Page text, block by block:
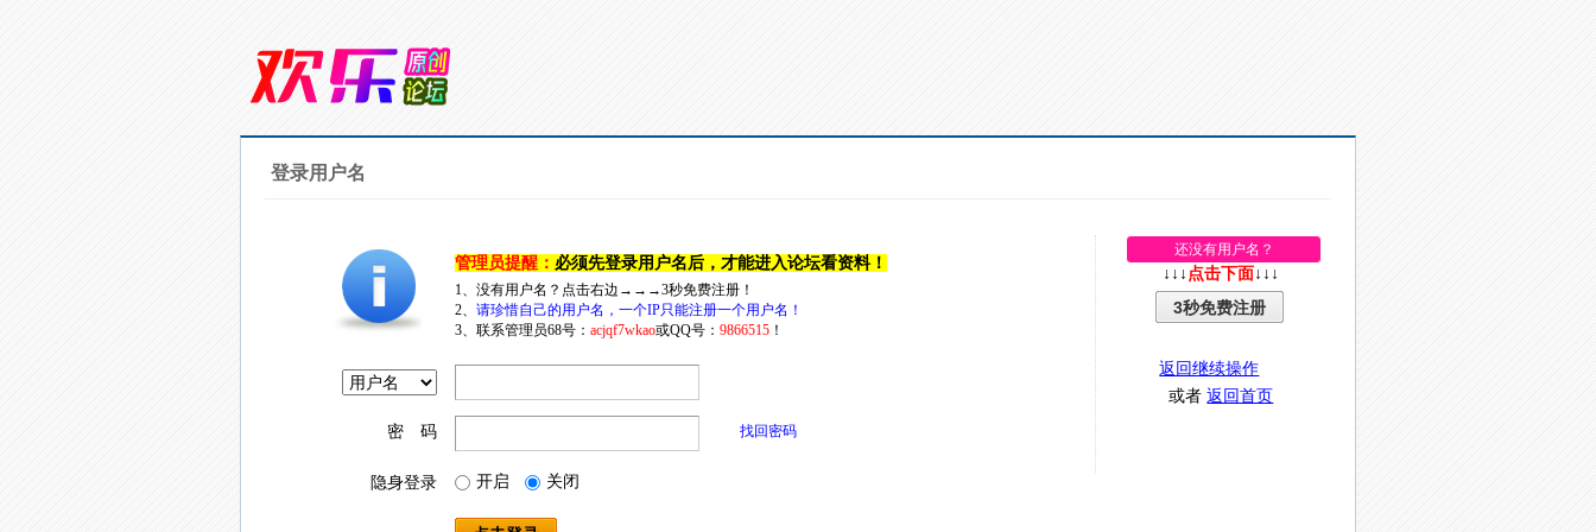
登录用户名
管理员提醒： 必须先登录用户名后，才能进入论坛看资料！
1、没有用户名？点击右边→→→3秒免费注册！
2、 请珍惜自己的用户名，一个IP只能注册一个用户名！
3、联系管理员68号： acjqf7wkao或QQ号： 9866515！
密 码 找回密码
隐身登录 开启 关闭
还没有用户名？
↓↓↓ 点击下面 ↓↓↓
3秒免费注册
返回继续操作
或者返回首页